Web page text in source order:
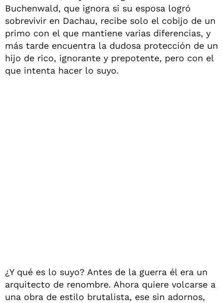
Buchenwald, que ignora si su esposa logró
sobrevivir en Dachau, recibe solo el cobijo de un
primo con el que mantiene varias diferencias, y
más tarde encuentra la dudosa protección de un
hijo de rico, ignorante y prepotente, pero con el
que intenta hacer lo suyo.
¿Y qué es lo suyo? Antes de la guerra él era un
arquitecto de renombre. Ahora quiere volcarse a
una obra de estilo brutalista, ese sin adornos,